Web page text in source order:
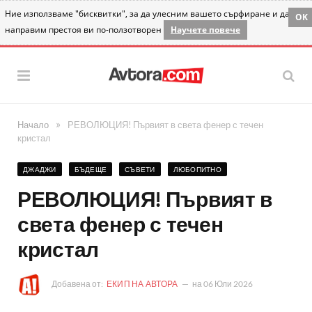
Ние използваме "бисквитки", за да улесним вашето сърфиране и да
направим престоя ви по-ползотворен
Научете повече
OK
Начало »
РЕВОЛЮЦИЯ! Първият в света фенер с течен
кристал
ДЖАДЖИ БЪДЕЩЕ СЪВЕТИ ЛЮБОПИТНО
РЕВОЛЮЦИЯ! Първият в
света фенер с течен
кристал
Добавена от: ЕКИП НА АВТОРА на 06 Юли 2026